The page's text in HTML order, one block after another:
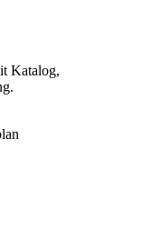
Katalog,